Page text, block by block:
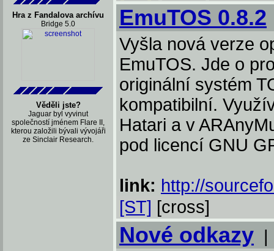
Hra z Fandalova archívu
Bridge 5.0
Věděli jste?
Jaguar byl vyvinut
společností jménem Flare II,
kterou založili bývali vývojáři
ze Sinclair Research.
EmuTOS 0.8.2
Vyšla nová verze
EmuTOS. Jde o
originální systém
kompatibilní.
Hatari a v
pod licencí GNU
link: http://
[ST] [cross]
Nové odkazy